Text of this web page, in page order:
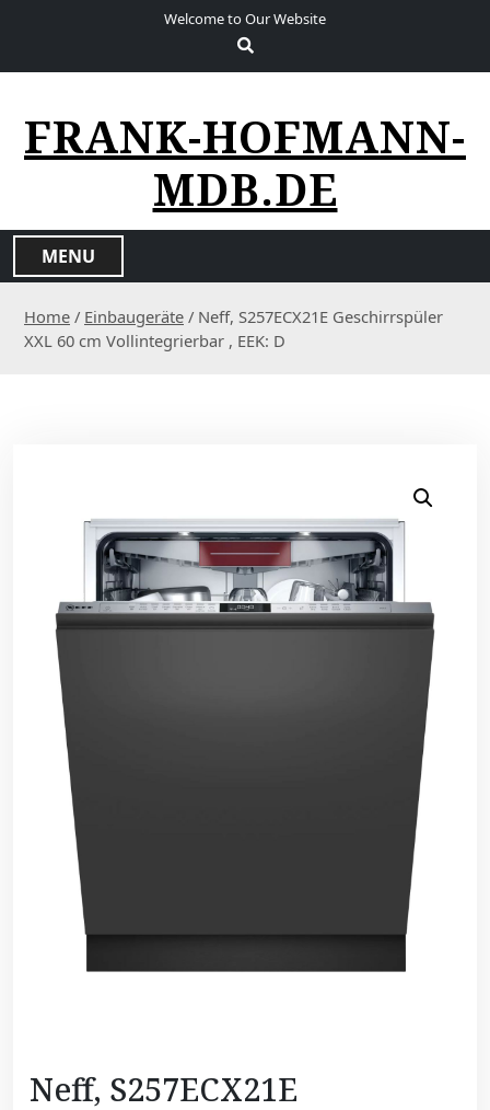
Welcome to Our Website
FRANK-HOFMANN-
MDB.DE
MENU
Home / Einbaugeräte / Neff, S257ECX21E Geschirrspüler
XXL 60 cm Vollintegrierbar , EEK: D
Neff, S257ECX21E